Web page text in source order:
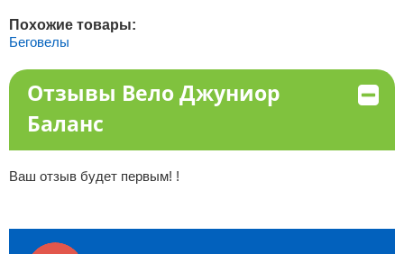
Похожие товары:
Беговелы
Отзывы Вело Джуниор
Баланс
Ваш отзыв будет первым! !